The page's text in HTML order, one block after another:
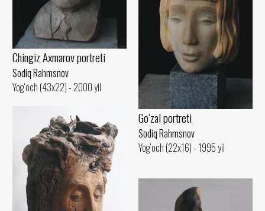
Chingiz Axmarov portreti
Sodiq Rahmsnov
Yog‘och (43x22) - 2000 yil
Go‘zal portreti
Sodiq Rahmsnov
Yog‘och (22x16) - 1995 yil